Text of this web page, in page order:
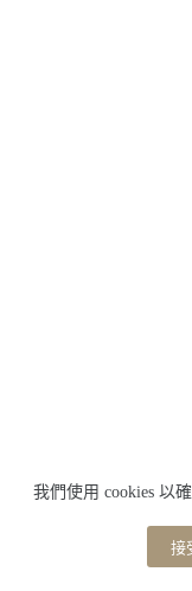
我們使用 cookies 以
接